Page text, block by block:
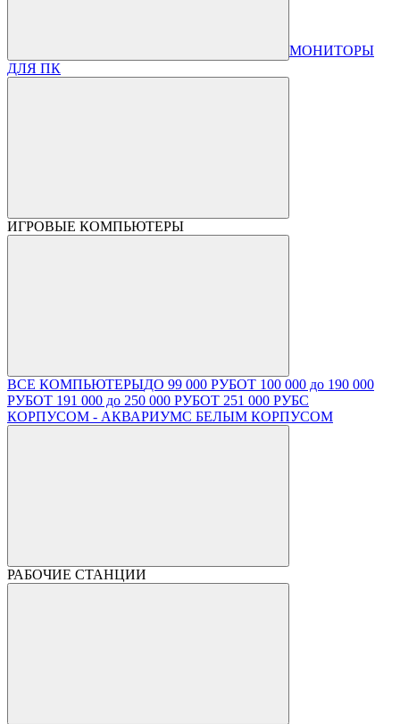
МОНИТОРЫ
ДЛЯ ПК
ИГРОВЫЕ КОМПЬЮТЕРЫ
ВСЕ КОМПЬЮТЕРЫДО 99 000 РУБОТ 100 000 до 190 000
РУБОТ 191 000 до 250 000 РУБОТ 251 000 РУБС
КОРПУСОМ - АКВАРИУМС БЕЛЫМ КОРПУСОМ
РАБОЧИЕ СТАНЦИИ